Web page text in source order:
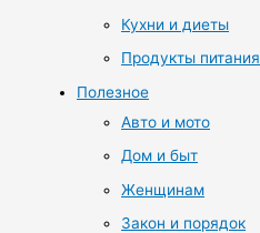
Кухни и диеты
Продукты питания
Полезное
Авто и мото
Дом и быт
Женщинам
Закон и порядок